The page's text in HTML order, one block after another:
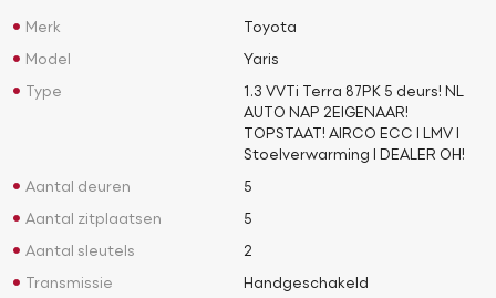
Merk Toyota
Model Yaris
Type
1.3 VVTi Terra 87PK 5 deurs! NL
AUTO NAP 2EIGENAAR!
TOPSTAAT! AIRCO ECC l LMV l
Stoelverwarming l DEALER OH!
Aantal deuren 5
Aantal zitplaatsen 5
Aantal sleutels 2
Transmissie Handgeschakeld